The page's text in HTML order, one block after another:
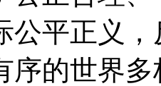
公平正义
序的世界